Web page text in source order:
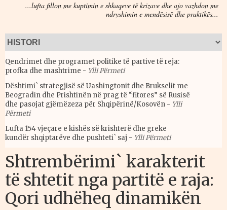
...lufta fillon me kuptimin e shkaqeve të krizave dhe ajo vazhdon me
ndryshimin e mendësisë dhe praktikës...
Qendrimet dhe programet politike të partive të reja:
profka dhe mashtrime - Ylli Përmeti
Dështimi` strategjisë së Uashingtonit dhe Brukselit me
Beogradin dhe Prishtinën në prag të “fitores” së Rusisë
dhe pasojat gjëmëzeza për Shqipërinë/Kosovën - Ylli
Përmeti
Lufta 154 vjeçare e kishës së krishterë dhe greke
kundër shqiptarëve dhe pushteti` saj - Ylli Përmeti
Shtrembërimi` karakterit
të shtetit nga partitë e raja:
Qori udhëheq dinamikën